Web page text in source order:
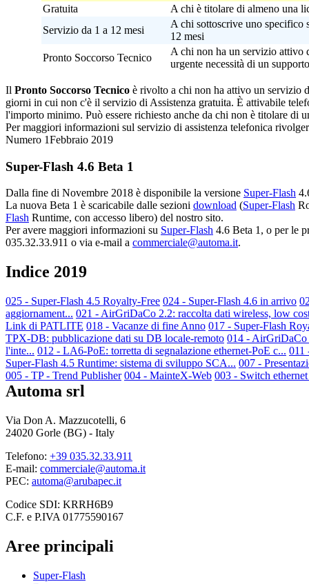
Gratuita
A chi è titolare di almeno una
Servizio da 1 a 12 mesi
A chi sottoscrive uno specifico
12 mesi
Pronto Soccorso Tecnico
A chi non ha un servizio attivo
urgente necessità di un
Il Pronto Soccorso Tecnico è rivolto a chi non ha attivo un servizio
giorni in cui non c'è il servizio di Assistenza gratuita. È attivabile
l'importo minimo. Può essere richiesto anche da chi non è titolare di
Per maggiori informazioni sul servizio di assistenza telefonica
Numero 1Febbraio 2019
Super-Flash 4.6 Beta 1
Dalla fine di Novembre 2018 è disponibile la versione Super-Flash
La nuova Beta 1 è scaricabile dalle sezioni download (Super-Flash
Flash Runtime, con accesso libero) del nostro sito.
Per avere maggiori informazioni su Super-Flash 4.6 Beta 1, o per le
035.32.33.911 o via e-mail a commerciale@automa.it.
Indice 2019
025 - Super-Flash 4.5 Royalty-Free 024 - Super-Flash 4.6 in arrivo
aggiornament... 021 - AirGriDaCo 2.2: raccolta dati wireless, low
Link di PATLITE 018 - Vacanze di fine Anno 017 - Super-Flash
TPX-DB: pubblicazione dati su DB locale-remoto 014 - AirGriDaCo
l'inte... 012 - LA6-PoE: torretta di segnalazione ethernet-PoE c... 011
Super-Flash 4.5 Runtime: sistema di sviluppo SCA... 007 -
005 - TP - Trend Publisher 004 - MainteX-Web 003 - Switch
Automa srl
Via Don A. Mazzucotelli, 6
24020 Gorle (BG) - Italy
Telefono: +39 035.32.33.911
E-mail: commerciale@automa.it
PEC: automa@arubapec.it
Codice SDI: KRRH6B9
C.F. e P.IVA 01775590167
Aree principali
Super-Flash